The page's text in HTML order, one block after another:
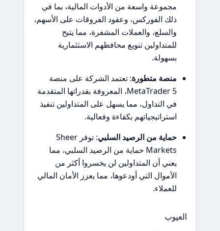
مجموعة واسعة من الأدوات المالية، بما في
ذلك الفوركس، وعقود الفروقات على الأسهم،
والسلع، والعملات المشفرة، مما يتيح
للمتداولين تنويع محافظهم الاستثمارية
بسهولة.
منصة متطورة: تعتمد الشركة على منصة
MetaTrader 5، المعروفة بقدراتها المتقدمة
في التداول، مما يسهل على المتداولين تنفيذ
استراتيجياتهم بكفاءة وفعالية.
حماية من الرصيد السلبي
: توفر Sheer
Markets حماية من الرصيد السلبي، مما
يعني أن المتداولين لن يخسروا أكثر من
الأموال التي أودعوها، مما يعزز الأمان المالي
للعملاء.
العيوب